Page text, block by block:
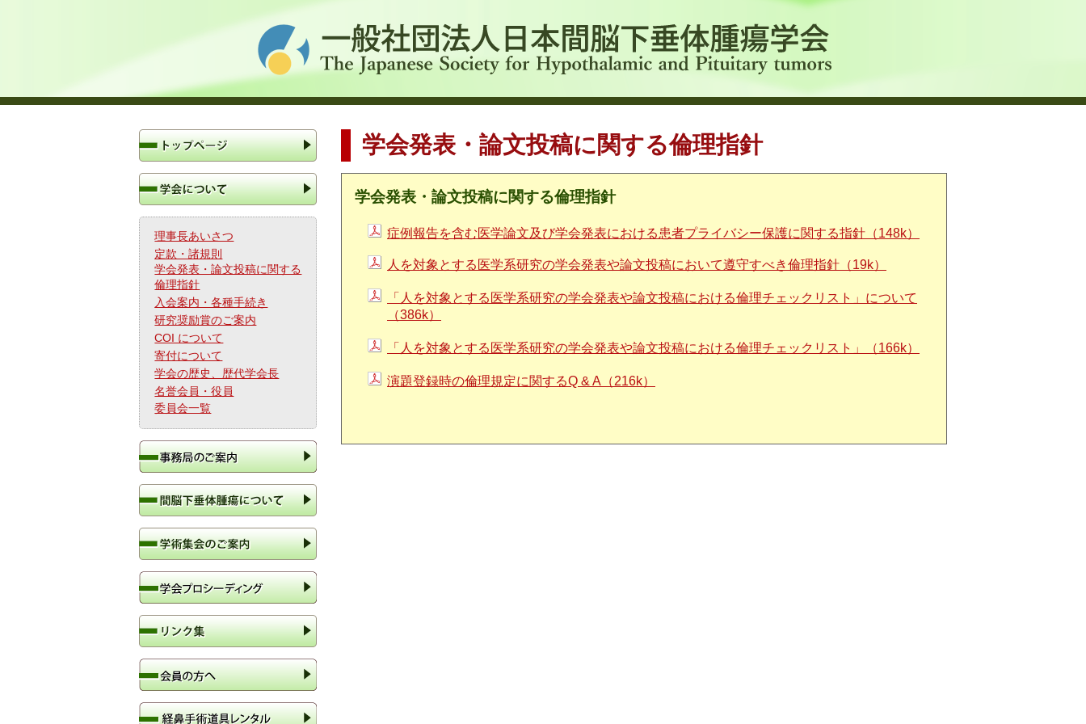
理事長あいさつ
定款・諸規則
学会発表・論文投稿に関する
倫理指針
入会案内・各種手続き
研究奨励賞のご案内
COI について
寄付について
学会の歴史、歴代学会長
名誉会員・役員
委員会一覧
学会発表・論文投稿に関する倫理指針
学会発表・論文投稿に関する倫理指針
症例報告を含む医学論文及び学会発表における患者プライバシー保護に関する指針（148k）
人を対象とする医学系研究の学会発表や論文投稿において遵守すべき倫理指針（19k）
「人を対象とする医学系研究の学会発表や論文投稿における倫理チェックリスト」について
（386k）
「人を対象とする医学系研究の学会発表や論文投稿における倫理チェックリスト」（166k）
演題登録時の倫理規定に関するQ & A（216k）